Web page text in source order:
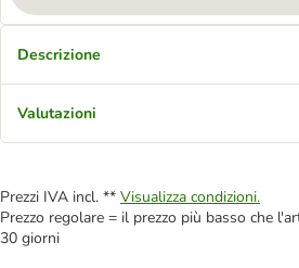
Descrizione
Valutazioni
Prezzi IVA incl. ** Visualizza condizioni.
Prezzo regolare = il prezzo più basso che
30 giorni